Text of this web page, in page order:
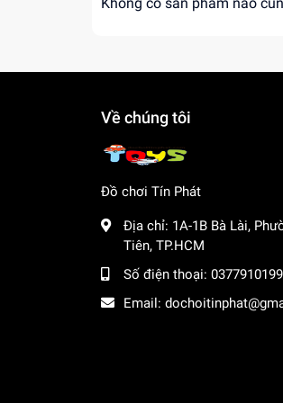
Về chúng tôi
Đồ chơi Tín Phát
Địa chỉ: 1A-1B Bà Lài,
Tiên, TP.HCM
Số điện thoại: 0377910199
Email: